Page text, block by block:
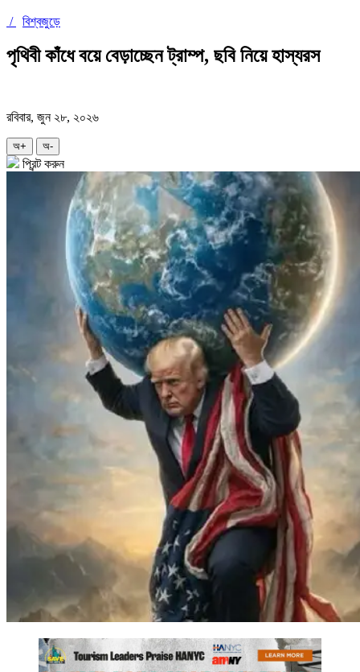
/ বিশ্বজুড়ে
পৃথিবী কাঁধে বয়ে বেড়াচ্ছেন ট্রাম্প, ছবি নিয়ে হাস্যরস
রবিবার, জুন ২৮, ২০২৬
অ+ অ-
প্রিন্ট করুন